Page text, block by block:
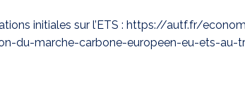
initiales sur l’ETS : https://autf.fr/
du-marche-carbone-europeen-eu-ets-au-